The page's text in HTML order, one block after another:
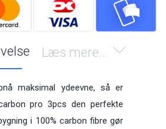
Læs mere...
maksimal ydeevne, så er
pro 3pcs den perfekte
i 100% carbon fibre gør